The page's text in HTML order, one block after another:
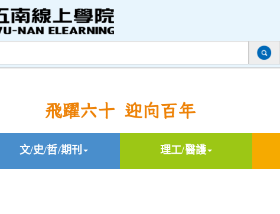
飛躍六十 迎向百年
文/史/哲/期刊 理工/醫護